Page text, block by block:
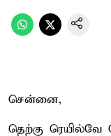
சென்னை,
தெற்கு